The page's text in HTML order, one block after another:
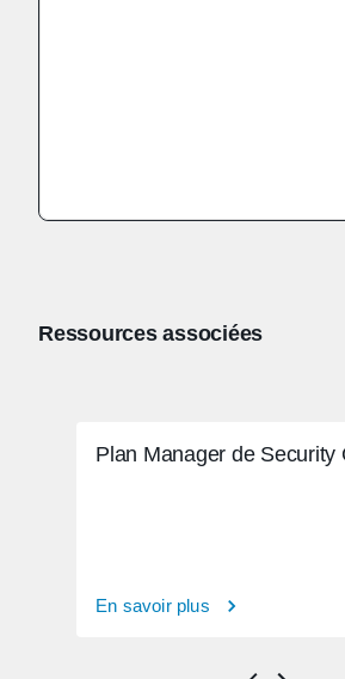
Ressources associées
Plan Manager de Security
En savoir plus